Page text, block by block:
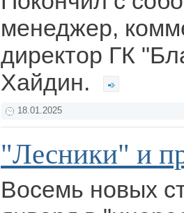
менеджер,
директор ГК
Хайдин.
18.01.2025
"Лесники" и
Восемь новых